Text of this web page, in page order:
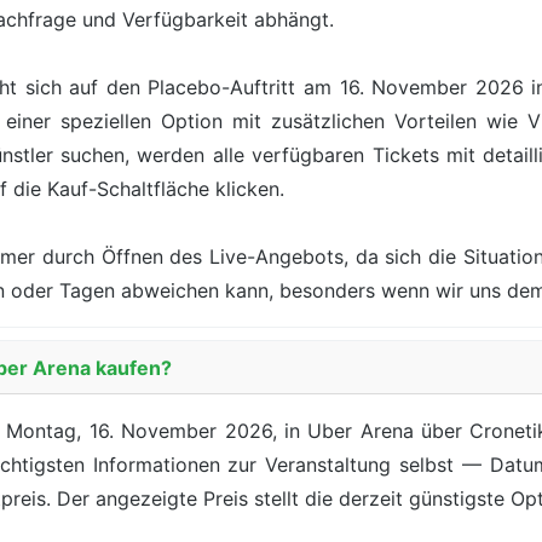
und Verfügbarkeit abhängt.
sich auf den Placebo-Auftritt am 16. November 2026
speziellen Option mit zusätzlichen Vorteilen wie
suchen, werden alle verfügbaren Tickets mit
die Kauf-Schaltfläche klicken.
durch Öffnen des Live-Angebots, da sich die
Tagen abweichen kann, besonders wenn wir uns
Arena kaufen?
16. November 2026, in Uber Arena über
Informationen zur Veranstaltung selbst —
Der angezeigte Preis stellt die derzeit günstigste